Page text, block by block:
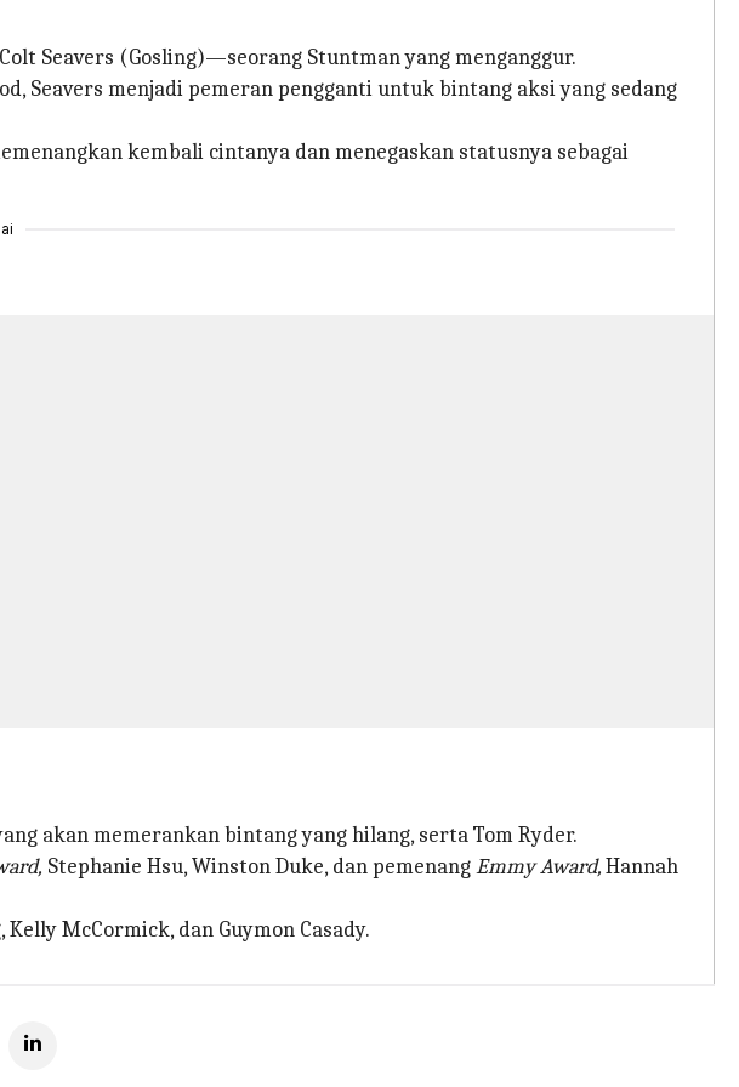
Seavers (Gosling)—seorang Stuntman yang menganggur.
Seavers menjadi pemeran pengganti untuk bintang aksi yang sedang
kembali cintanya dan menegaskan statusnya sebagai
akan memerankan bintang yang hilang, serta Tom Ryder.
Stephanie Hsu, Winston Duke, dan pemenangEmmy Award,Hannah
McCormick, dan Guymon Casady.